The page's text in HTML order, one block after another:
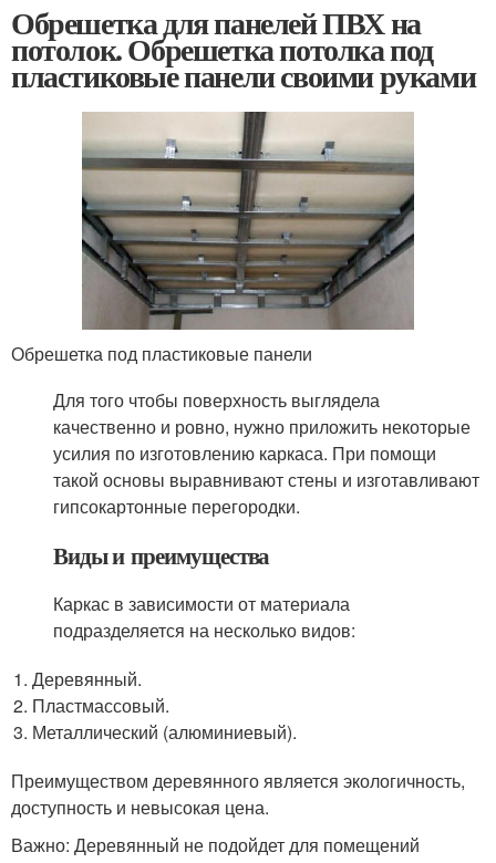
Обрешетка для панелей ПВХ на
потолок. Обрешетка потолка под
пластиковые панели своими руками
Обрешетка под пластиковые панели
Для того чтобы поверхность выглядела
качественно и ровно, нужно приложить некоторые
усилия по изготовлению каркаса. При помощи
такой основы выравнивают стены и изготавливают
гипсокартонные перегородки.
Виды и преимущества
Каркас в зависимости от материала
подразделяется на несколько видов:
Деревянный.
Пластмассовый.
Металлический (алюминиевый).
Преимуществом деревянного является экологичность,
доступность и невысокая цена.
Важно: Деревянный не подойдет для помещений